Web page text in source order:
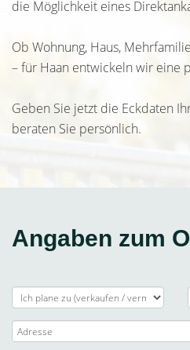
die Möglichkeit eines
Ob Wohnung, Haus,
– für Haan entwickeln wir eine
Geben Sie jetzt die Eckdaten
beraten Sie persönlich.
Angaben zum